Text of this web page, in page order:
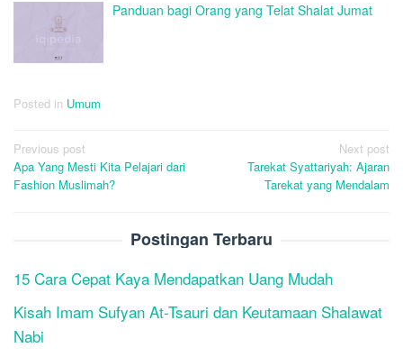
Panduan bagi Orang yang Telat Shalat Jumat
Posted in Umum
Post
navigation
Previous post
Apa Yang Mesti Kita Pelajari dari
Fashion Muslimah?
Next post
Tarekat Syattariyah: Ajaran
Tarekat yang Mendalam
Postingan Terbaru
15 Cara Cepat Kaya Mendapatkan Uang Mudah
Kisah Imam Sufyan At-Tsauri dan Keutamaan Shalawat
Nabi